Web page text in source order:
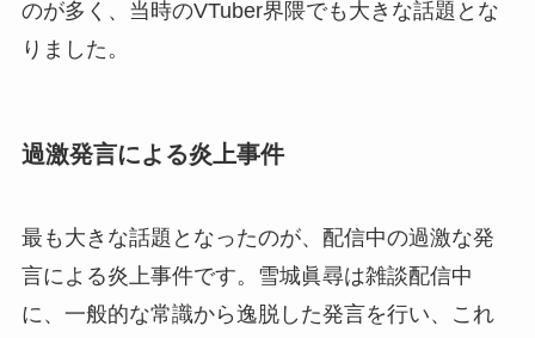
のが多く、当時のVTuber界隈でも大きな話題とな
りました。
過激発言による炎上事件
最も大きな話題となったのが、配信中の過激な発
言による炎上事件です。雪城眞尋は雑談配信中
に、一般的な常識から逸脱した発言を行い、これ